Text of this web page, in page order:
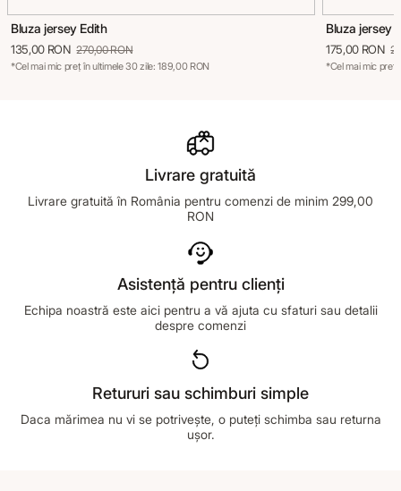
Bluza jersey Edith
135,00 RON 270,00 RON
*Cel mai mic preț în ultimele 30 zile: 189,00 RON
Bluza jersey
175,00 RON
*Cel mai mic preț
Livrare gratuită
Livrare gratuită în România pentru comenzi de minim 299,00
RON
Asistență pentru clienți
Echipa noastră este aici pentru a vă ajuta cu sfaturi sau detalii
despre comenzi
Retururi sau schimburi simple
Daca mărimea nu vi se potrivește, o puteți schimba sau returna
ușor.